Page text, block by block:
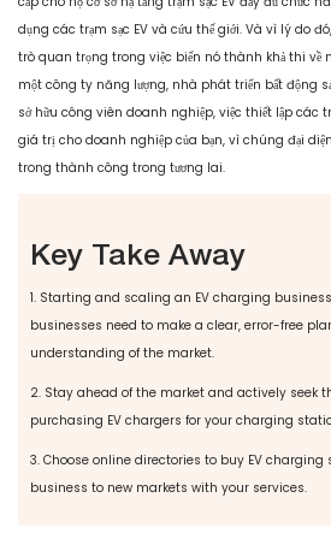
dụng các trạm sạc EV và cứu thế giới. Và vì lý do
trò quan trọng trong việc biến nó thành khả thi về
một công ty năng lượng, nhà phát triển bất động
sở hữu công viên doanh nghiệp, việc thiết lập các
giá trị cho doanh nghiệp của bạn, vì chúng đại
trong thành công trong tương lai.
Key Take Away
1. Starting and scaling an EV charging
businesses need to make a clear, error-free
understanding of the market.
2. Stay ahead of the market and actively seek
purchasing EV chargers for your charging
3. Choose online directories to buy EV
business to new markets with your services.